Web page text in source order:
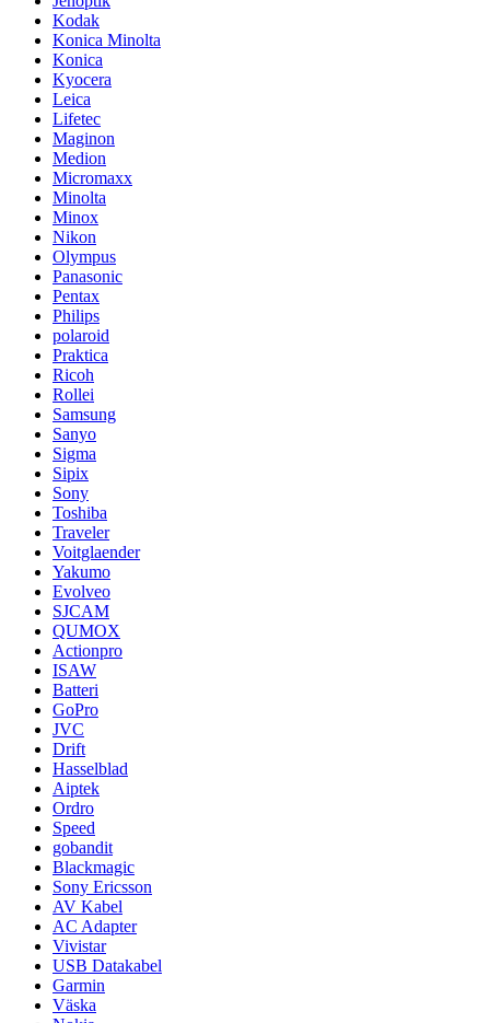
Kodak
Konica Minolta
Konica
Kyocera
Leica
Lifetec
Maginon
Medion
Micromaxx
Minolta
Minox
Nikon
Olympus
Panasonic
Pentax
Philips
polaroid
Praktica
Ricoh
Rollei
Samsung
Sanyo
Sigma
Sipix
Sony
Toshiba
Traveler
Voitglaender
Yakumo
Evolveo
SJCAM
QUMOX
Actionpro
ISAW
Batteri
GoPro
JVC
Drift
Hasselblad
Aiptek
Ordro
Speed
gobandit
Blackmagic
Sony Ericsson
AV Kabel
AC Adapter
Vivistar
USB Datakabel
Garmin
Väska